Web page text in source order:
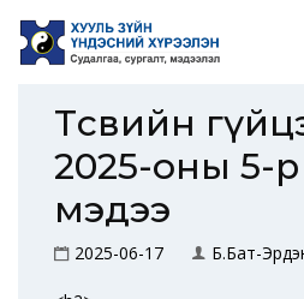
Төсвийн
2025-оны 5-
мэдээ
2025-06-17 Б.Бат-